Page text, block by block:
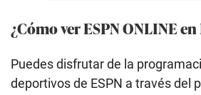
¿Cómo ver ESPN ONLINE
Puedes disfrutar de la
deportivos de ESPN a través del